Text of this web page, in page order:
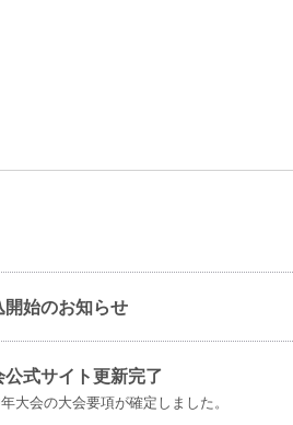
開始のお知らせ
公式サイト更新完了
大会の大会要項が確定しました。